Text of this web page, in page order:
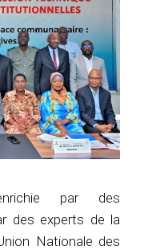
par des
des experts de la
Nationale des